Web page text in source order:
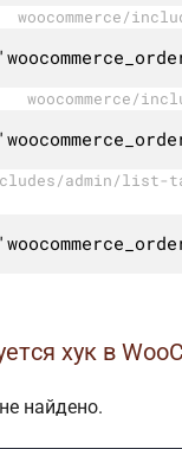
woocommerce/
woocommerce/
admin/
хук в
найдено.